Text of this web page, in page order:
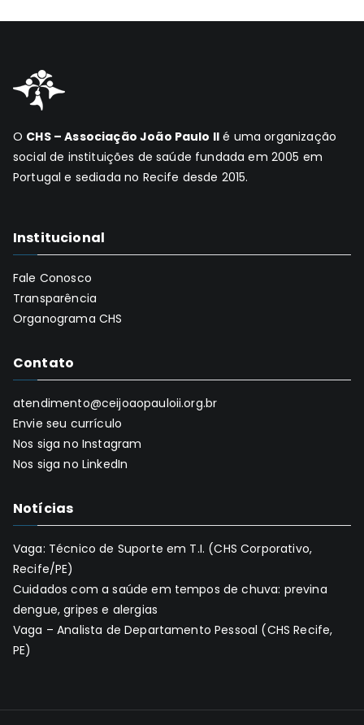
O CHS – Associação João Paulo II é uma organização
social de instituições de saúde fundada em 2005 em
Portugal e sediada no Recife desde 2015.
Institucional
Fale Conosco
Transparência
Organograma CHS
Contato
atendimento@ceijoaopauloii.org.br
Envie seu currículo
Nos siga no Instagram
Nos siga no LinkedIn
Notícias
Vaga: Técnico de Suporte em T.I. (CHS Corporativo,
Recife/PE)
Cuidados com a saúde em tempos de chuva: previna
dengue, gripes e alergias
Vaga – Analista de Departamento Pessoal (CHS Recife,
PE)